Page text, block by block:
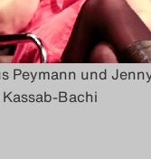
Peymann und
Bachi